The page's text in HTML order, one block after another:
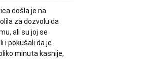
došla je na
za dozvolu da
ali su joj se
i pokušali da je
minuta kasnije,